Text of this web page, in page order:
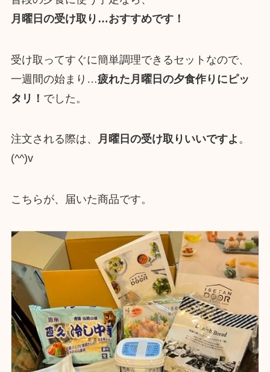
月曜日の受け取り…おすすめです！
受け取ってすぐに簡単調理できるセットなので、
一週間の始まり…疲れた月曜日の夕食作りにピッ
タリ！ でした。
注文される際は、 月曜日の受け取りいいですよ 。
(^^)v
こちらが、届いた商品です。